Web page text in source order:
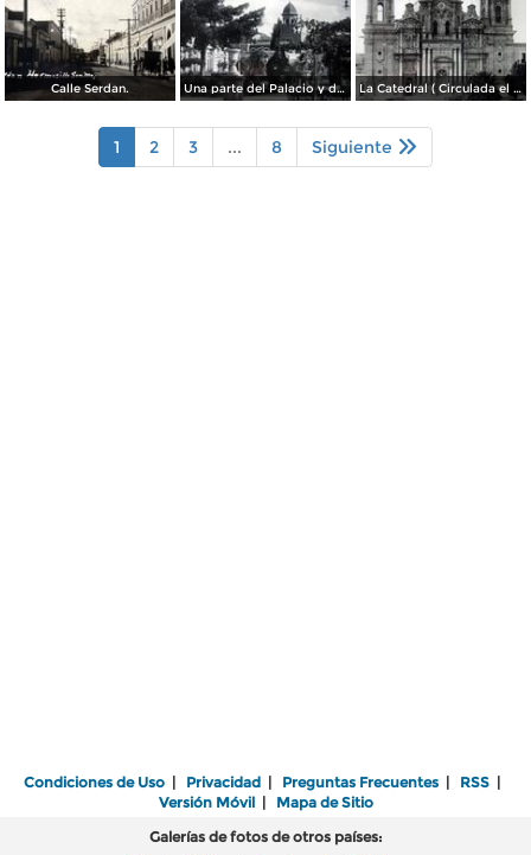
Calle Serdan. Una parte del Palacio y de la Plaza ( Circulada el 9 de Enero de 1911 ). La Catedral ( Circulada el 9 de Enero de 1911 ).
1 2 3 ... 8 Siguiente
Condiciones de Uso | Privacidad | Preguntas Frecuentes | RSS |
Versión Móvil| Mapa de Sitio
Galerías de fotos de otros países: